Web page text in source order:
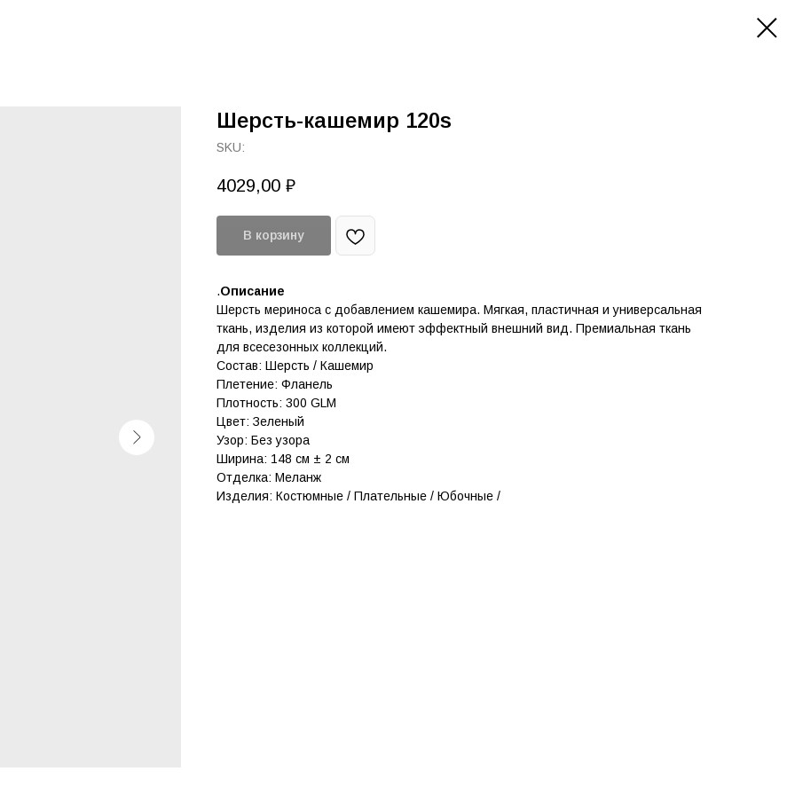
Шерсть-кашемир 120s
SKU:
4029,00 ₽
В корзину
.Описание
Шерсть мериноса с добавлением кашемира. Мягкая, пластичная и универсальная
ткань, изделия из которой имеют эффектный внешний вид. Премиальная ткань
для всесезонных коллекций.
Состав: Шерсть / Кашемир
Плетение: Фланель
Плотность: 300 GLM
Цвет: Зеленый
Узор: Без узора
Ширина: 148 см ± 2 см
Отделка: Меланж
Изделия: Костюмные / Плательные / Юбочные /